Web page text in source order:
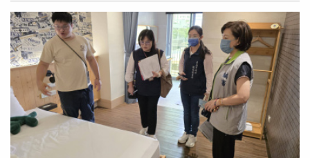
進步機場排名第3名；同時再度榮獲「全球最佳行李運送機
場」首獎，並首度進入「全球最佳家庭友善機場」及「全球
最佳機場購物」前10名，顯示整體旅客服務品質、場站體驗
及營運效能持續提升。機場公司指出，行李運送能蟬聯首
獎，除歸功於航空公司與地勤公司相關單位共同合作，近年
來更透過數據導向管理，針對國際指標進行精確對標與服務
流程優化，確保各項細節能對接國際領先標準水平。在整體
服務優化作為中，機場公司亦持續強化親子旅客服務環境，